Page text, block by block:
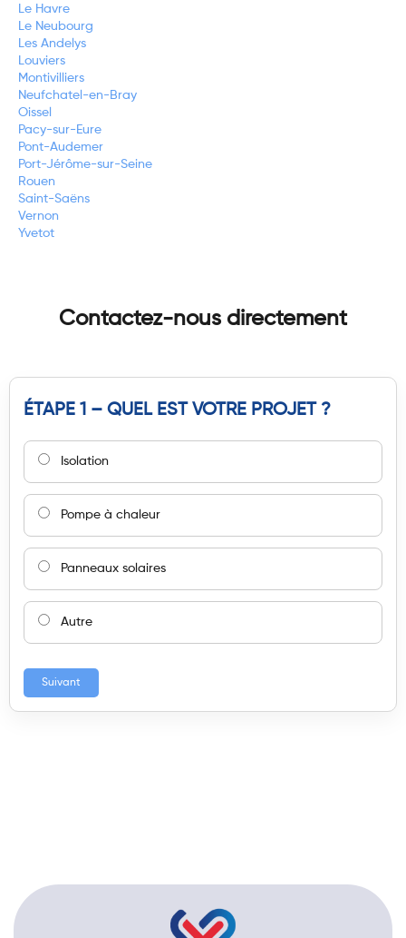
Le Havre
Le Neubourg
Les Andelys
Louviers
Montivilliers
Neufchatel-en-Bray
Oissel
Pacy-sur-Eure
Pont-Audemer
Port-Jérôme-sur-Seine
Rouen
Saint-Saëns
Vernon
Yvetot
Contactez-nous directement
ÉTAPE 1 – QUEL EST VOTRE PROJET ?
Isolation
Pompe à chaleur
Panneaux solaires
Autre
Suivant